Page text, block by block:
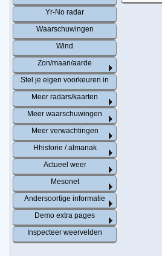
Yr-No radar
Waarschuwingen
Wind
Zon/maan/aarde
Stel je eigen voorkeuren in
Meer radars/kaarten
Meer waarschuwingen
Meer verwachtingen
Hhistorie / almanak
Actueel weer
Mesonet
Andersoortige informatie
Demo extra pages
Inspecteer weervelden